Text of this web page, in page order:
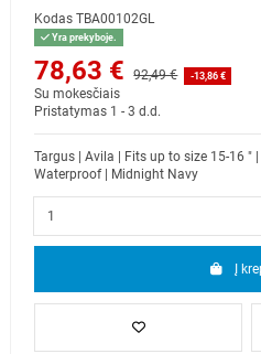
Kodas TBA00102GL
Yra prekyboje.
78,63 € 92,49 € -13,86 €
Su mokesčiais
Pristatymas 1 - 3 d.d.
Targus | Avila | Fits up to size 15-16 "
Waterproof | Midnight Navy
Į